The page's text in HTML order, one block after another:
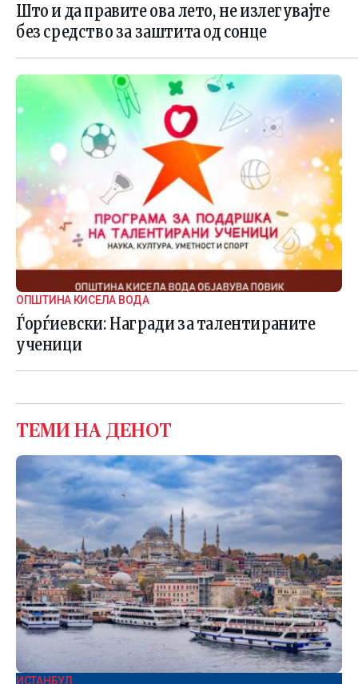
Што и да правите ова лето, не излегувајте
без средство за заштита од сонце
ОПШТИНА КИСЕЛА ВОДА
Ѓорѓиевски: Награди за талентираните
ученици
ТЕМИ НА ДЕНОТ
ИСТАНБУЛ